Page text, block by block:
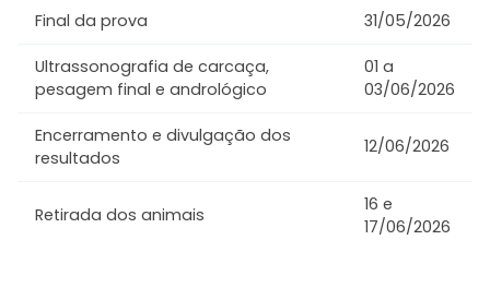
Final da prova 31/05/2026
Ultrassonografia de carcaça,
pesagem final e andrológico
01 a
03/06/2026
Encerramento e divulgação dos
resultados
12/06/2026
Retirada dos animais
16 e
17/06/2026